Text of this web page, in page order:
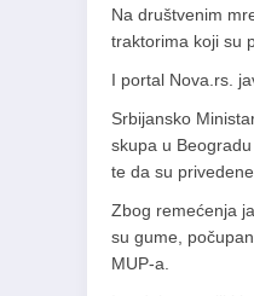
Na društvenim
traktorima koji su
I portal Nova.rs.
Srbijansko
skupa u
te da su
Zbog remećenja
su gume,
MUP-a.